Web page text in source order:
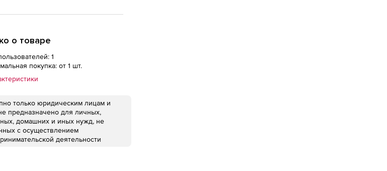
о товаре
1
покупка: от 1 шт.
только юридическим лицам и
предназначено для личных,
домашних и иных нужд, не
с осуществлением
деятельности